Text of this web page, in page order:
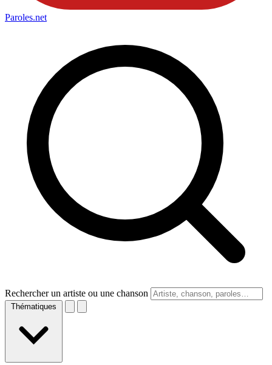
Paroles.net
Rechercher un artiste ou une chanson
Thématiques